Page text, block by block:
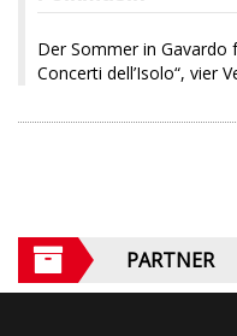
Der Sommer in Gavardo
Concerti dell’Isolo“, vier
PARTNER